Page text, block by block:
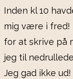
Inden kl 10
mig være i fred!
for at skrive på
jeg til
Jeg gad ikke